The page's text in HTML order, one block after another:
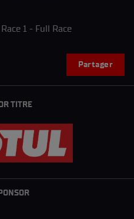
1 - Full Race
Partager
TITRE